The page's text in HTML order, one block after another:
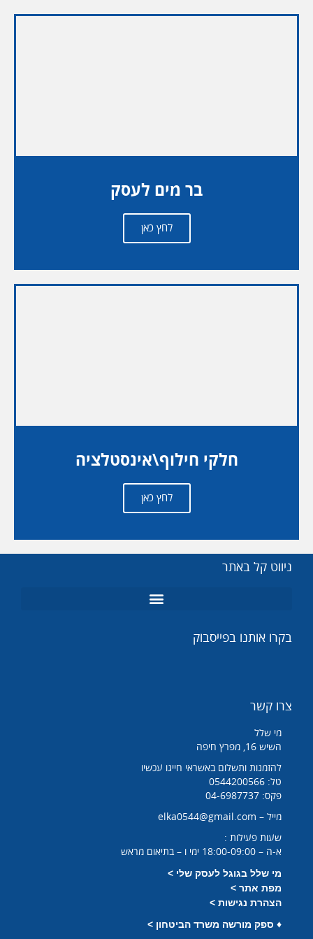
בר מים לעסק
לחץ כאן
חלקי חילוף\אינסטלציה
לחץ כאן
ניווט קל באתר
בקרו אותנו בפייסבוק
צרו קשר
מי שלל
השיש 16, מפרץ חיפה
להזמנות ותשלום באשראי חייגו עכשיו
טל: 0544200566
פקס: 04-6987737
מייל – elka0544@gmail.com
שעות פעילות :
א-ה – 18:00-09:00 ימי ו – בתיאום מראש
מי שלל בגוגל לעסק שלי >
מפת אתר >
הצהרת נגישות >
♦ ספק מורשה משרד הביטחון >